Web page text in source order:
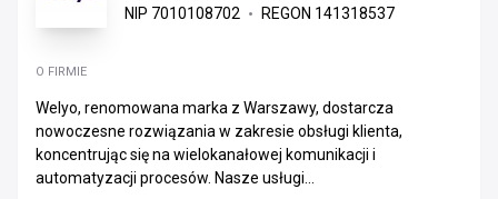
NIP 7010108702
REGON 141318537
O FIRMIE
Welyo, renomowana marka z Warszawy, dostarcza
nowoczesne rozwiązania w zakresie obsługi klienta,
koncentrując się na wielokanałowej komunikacji i
automatyzacji procesów. Nasze usługi...